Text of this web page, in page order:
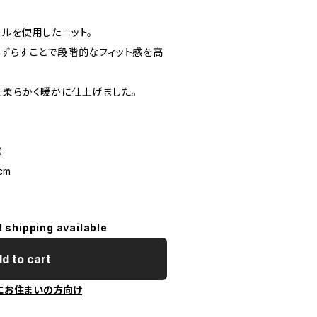
を使用したニット。
らすことで段階的なフィット感を高
らかく暖かに仕上げました。
shipping available
to cart
お住まいの方向け